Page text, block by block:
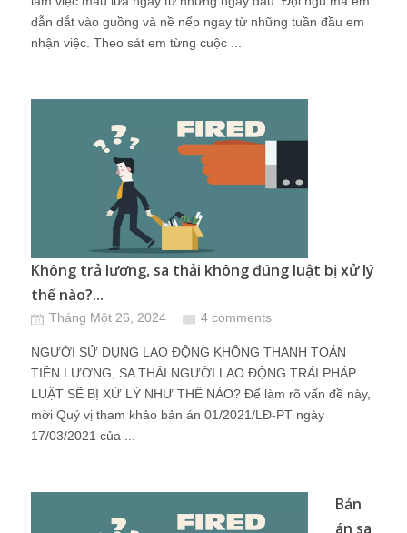
dẫn dắt vào guồng và nề nếp ngay từ những tuần đầu em
nhận việc. Theo sát em từng cuộc ...
Không trả lương, sa thải không đúng luật bị xử lý
thế nào?...
Tháng Một 26, 2024 4 comments
NGƯỜI SỬ DỤNG LAO ĐỘNG KHÔNG THANH TOÁN
TIỀN LƯƠNG, SA THẢI NGƯỜI LAO ĐỘNG TRÁI PHÁP
LUẬT SẼ BỊ XỬ LÝ NHƯ THẾ NÀO? Để làm rõ vấn đề này,
mời Quý vị tham khảo bản án 01/2021/LĐ-PT ngày
17/03/2021 của ...
Bản
án sa